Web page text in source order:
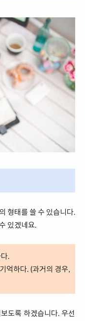
형태를 쓸 수 있습니다.
있겠네요.
.
억하다. (과거의 경우,
도록 하겠습니다. 우선